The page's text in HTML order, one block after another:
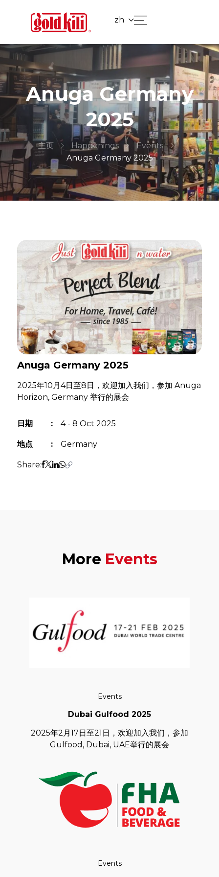
zh
Anuga Germany
2025
主页 Happenings
Events
Anuga Germany 2025
Anuga Germany 2025
2025年10月4日至8日，欢迎加入我们，参加 Anuga
Horizon, Germany 举行的展会
日期 : 4 - 8 Oct 2025
地点 : Germany
Share:
More Events
Events
Dubai Gulfood 2025
2025年2月17日至21日，欢迎加入我们，参加
Gulfood, Dubai, UAE举行的展会
Events